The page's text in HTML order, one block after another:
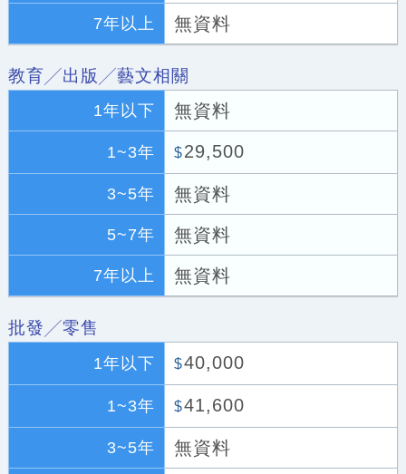
7年以上 無資料
教育╱出版╱藝文相關
1年以下 無資料
1~3年 $29,500
3~5年 無資料
5~7年 無資料
7年以上 無資料
批發╱零售
1年以下 $40,000
1~3年 $41,600
3~5年 無資料